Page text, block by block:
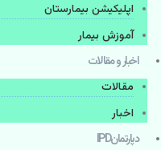
اپليكيشن بيمارستان
آموزش بیمار
اخبار و مقالات
مقالات
اخبار
دپارتمانIPD